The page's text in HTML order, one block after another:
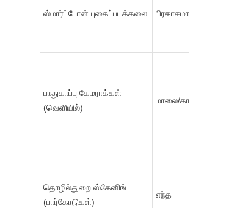
ஸ்மார்ட்போன் புகைப்படக்கலை பிரகாசமான சூரியன்
பாதுகாப்பு கேமராக்கள்
(வெளியில்)
மாலை/காலை
தொழில்துறை ஸ்கேனிங்
(பார்கோடுகள்)
எந்த